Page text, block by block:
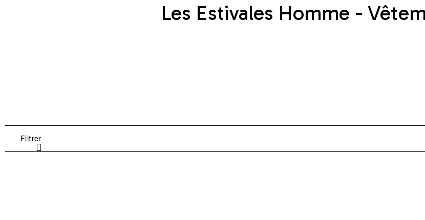
Les Estivales Homme -
Filtrer